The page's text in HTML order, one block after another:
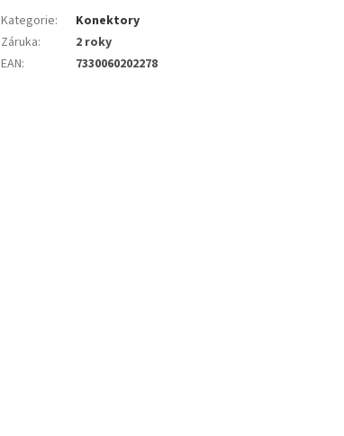
Kategorie:
Konektory
Záruka:
2 roky
EAN: 7330060202278